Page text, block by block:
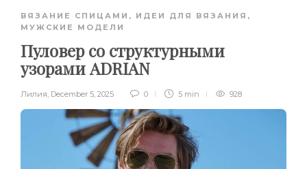
ВЯЗАНИЕ СПИЦАМИ , ИДЕИ ДЛЯ ВЯЗАНИЯ ,
МУЖСКИЕ МОДЕЛИ
Пуловер со структурными
узорами ADRIAN
Лилия, December 5, 2025 0 5 min 928